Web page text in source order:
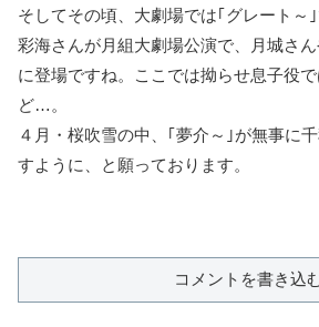
そしてその頃、大劇場では｢グレート～｣
彩海さんが月組大劇場公演で、月城さ
に登場ですね。ここでは拗らせ息子役
ど…。
４月・桜吹雪の中、｢夢介～｣が無事に
すように、と願っております。
コメントを書き込